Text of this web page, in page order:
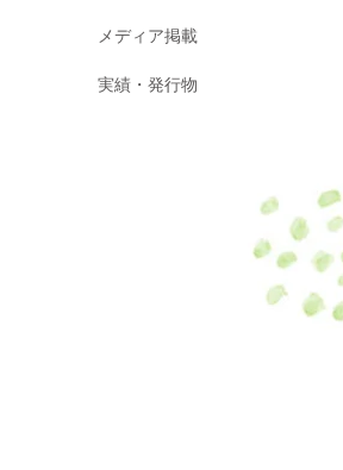
メディア掲載
実績・発行物